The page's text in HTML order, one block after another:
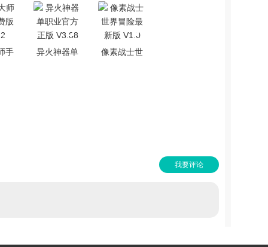
手
异火神器单
像素战士世
我要评论